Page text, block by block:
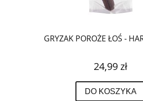
GRYZAK POROŻE ŁOŚ -
24,99 zł
DO KOSZYKA